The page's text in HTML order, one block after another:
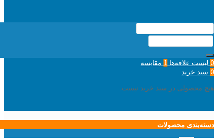
0 لیست علاقه‌ها 1 مقایسه
0 سبد خرید
هیچ محصولی در سبد خرید نیست.
دسته‌بندی محصولات